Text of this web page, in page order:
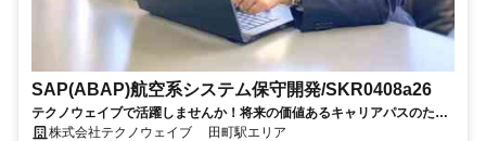
SAP(ABAP)航空系システム保守開発/SKR0408a26
テクノウェイブで活躍しませんか！将来の価値あるキャリアパスのため
の、長期的・安定的なサポートします
株式会社テクノウェイブ 田町駅エリア